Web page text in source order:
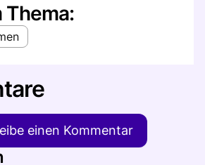
Thema:
einen Kommentar